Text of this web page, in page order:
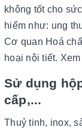
không tốt cho
hiểm như: ung
Cơ quan Hoá
hoại nội tiết.
Sử dụng
cấp,...
Thuỷ tinh, inox,